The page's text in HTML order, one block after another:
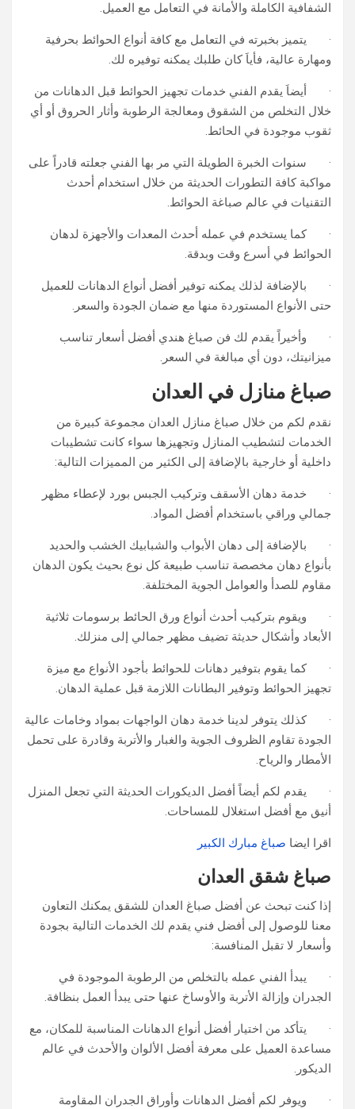
الشفافية الكاملة والأمانة في التعامل مع العميل.
· يتميز بخبرته في التعامل مع كافة أنواع الحوائط بحرفية
ومهارة عالية، فأياَ كان طلبك يمكنه توفيره لك.
· أيضاَ يقدم الفني خدمات تجهيز الحوائط قبل الدهانات من
خلال التخلص من الشقوق ومعالجة الرطوبة وأثار الحروق أو أي
ثقوب موجودة في الحائط.
· سنوات الخبرة الطويلة التي مر بها الفني جعلته قادراً على
مواكبة كافة التطورات الحديثة من خلال استخدام أحدث
التقنيات في عالم صباغة الحوائط.
· كما يستخدم في عمله أحدث المعدات والأجهزة لدهان
الحوائط في أسرع وقت وبدقة.
· بالإضافة لذلك يمكنه توفير أفضل أنواع الدهانات للعميل
حتى الأنواع المستوردة منها مع ضمان الجودة والسعر.
· وأخيراً يقدم لك فن صباغ هندي أفضل أسعار تناسب
ميزانيتك، دون أي مبالغة في السعر.
صباغ منازل في العدان
نقدم لكم من خلال صباغ منازل العدان مجموعة كبيرة من
الخدمات لتشطيب المنازل وتجهيزها سواء كانت تشطيبات
داخلية أو خارجية بالإضافة إلى الكثير من المميزات التالية:
· خدمة دهان الأسقف وتركيب الجبس بورد لإعطاء مظهر
جمالي وراقي باستخدام أفضل المواد.
· بالإضافة إلى دهان الأبواب والشبابيك الخشب والحديد
بأنواع دهان مخصصة تناسب طبيعة كل نوع بحيث يكون الدهان
مقاوم للصدأ والعوامل الجوية المختلفة.
· ويقوم بتركيب أحدث أنواع ورق الحائط برسومات ثلاثية
الأبعاد وأشكال حديثة تضيف مظهر جمالي إلى منزلك.
· كما يقوم بتوفير دهانات للحوائط بأجود الأنواع مع ميزة
تجهيز الحوائط وتوفير البطانات اللازمة قبل عملية الدهان.
· كذلك يتوفر لدينا خدمة دهان الواجهات بمواد وخامات عالية
الجودة تقاوم الظروف الجوية والغبار والأتربة وقادرة على تحمل
الأمطار والرياح.
· يقدم لكم أيضاً أفضل الديكورات الحديثة التي تجعل المنزل
أنيق مع أفضل استغلال للمساحات.
اقرا ايضا صباغ مبارك الكبير
صباغ شقق العدان
إذا كنت تبحث عن أفضل صباغ العدان للشقق يمكنك التعاون
معنا للوصول إلى أفضل فني يقدم لك الخدمات التالية بجودة
وأسعار لا تقبل المنافسة:
· يبدأ الفني عمله بالتخلص من الرطوبة الموجودة في
الجدران وإزالة الأتربة والأوساخ عنها حتى يبدأ العمل بنظافة.
· يتأكد من اختيار أفضل أنواع الدهانات المناسبة للمكان، مع
مساعدة العميل على معرفة أفضل الألوان والأحدث في عالم
الديكور.
· ويوفر لكم أفضل الدهانات وأوراق الجدران المقاومة